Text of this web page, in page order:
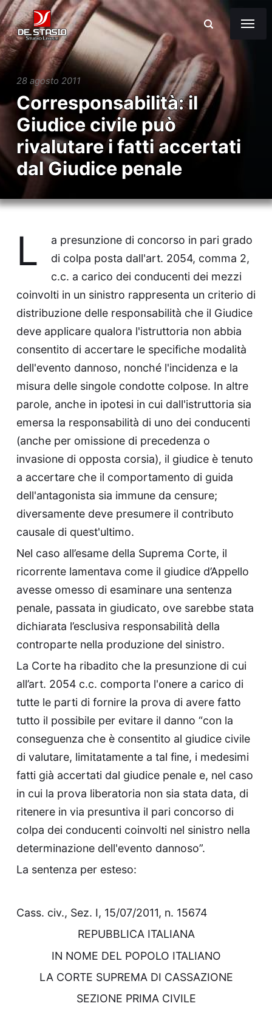
28 agosto 2011
Corresponsabilità: il
Giudice civile può
rivalutare i fatti accertati
dal Giudice penale
L
a presunzione di concorso in pari grado
di colpa posta dall'art. 2054, comma 2,
c.c. a carico dei conducenti dei mezzi
coinvolti in un sinistro rappresenta un criterio di
distribuzione delle responsabilità che il Giudice
deve applicare qualora l'istruttoria non abbia
consentito di accertare le specifiche modalità
dell'evento dannoso, nonché l'incidenza e la
misura delle singole condotte colpose. In altre
parole, anche in ipotesi in cui dall'istruttoria sia
emersa la responsabilità di uno dei conducenti
(anche per omissione di precedenza o
invasione di opposta corsia), il giudice è tenuto
a accertare che il comportamento di guida
dell'antagonista sia immune da censure;
diversamente deve presumere il contributo
causale di quest'ultimo.
Nel caso all’esame della Suprema Corte, il
ricorrente lamentava come il giudice d’Appello
avesse omesso di esaminare una sentenza
penale, passata in giudicato, ove sarebbe stata
dichiarata l’esclusiva responsabilità della
controparte nella produzione del sinistro.
La Corte ha ribadito che la presunzione di cui
all’art. 2054 c.c. comporta l'onere a carico di
tutte le parti di fornire la prova di avere fatto
tutto il possibile per evitare il danno “con la
conseguenza che è consentito al giudice civile
di valutare, limitatamente a tal fine, i medesimi
fatti già accertati dal giudice penale e, nel caso
in cui la prova liberatoria non sia stata data, di
ritenere in via presuntiva il pari concorso di
colpa dei conducenti coinvolti nel sinistro nella
determinazione dell'evento dannoso”.
La sentenza per esteso:
Cass. civ., Sez. I, 15/07/2011, n. 15674
REPUBBLICA ITALIANA
IN NOME DEL POPOLO ITALIANO
LA CORTE SUPREMA DI CASSAZIONE
SEZIONE PRIMA CIVILE